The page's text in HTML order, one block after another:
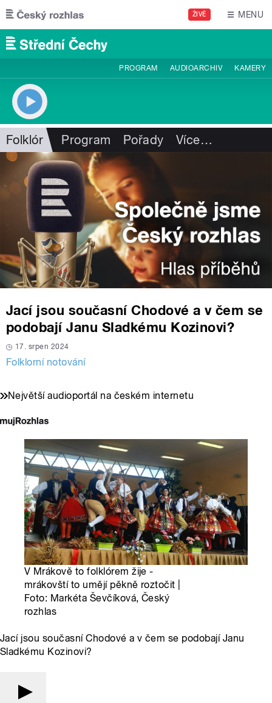
Přejít k hlavnímu obsahu
ŽIVĚ MENU
PROGRAM AUDIOARCHIV KAMERY
Folklór Program Pořady Více…
Jací jsou současní Chodové a v čem se
podobají Janu Sladkému Kozinovi?
17. srpen 2024
Folklorní notování
Největší audioportál na českém internetu
V Mrákově to folklórem žije -
mrákovští to umějí pěkně roztočit |
Foto: Markéta Ševčíková, Český
rozhlas
Jací jsou současní Chodové a v čem se podobají Janu
Sladkému Kozinovi?